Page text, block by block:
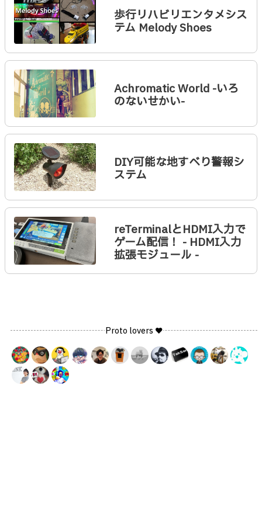
歩行リハビリエンタメシス
テム Melody Shoes
Achromatic World -いろ
のないせかい-
DIY可能な地すべり警報シ
ステム
reTerminalとHDMI入力で
ゲーム配信！ - HDMI入力
拡張モジュール -
Proto lovers ♥